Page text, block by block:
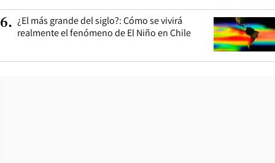
6. ¿El más grande del siglo?: Cómo se vivirá
realmente el fenómeno de El Niño en Chile